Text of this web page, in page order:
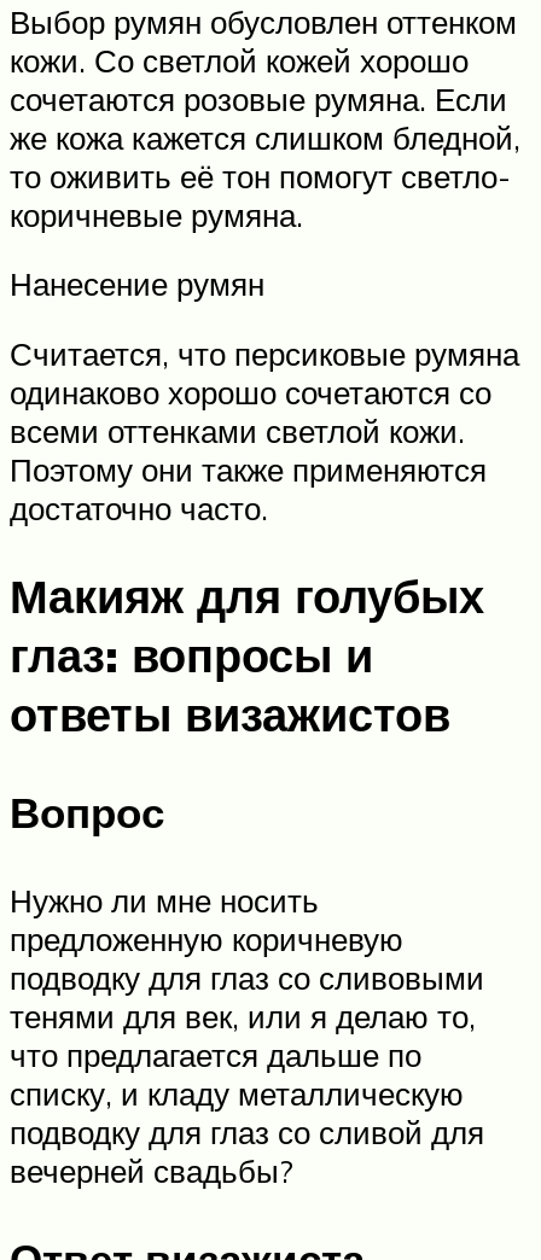
Выбор румян обусловлен оттенком
кожи. Со светлой кожей хорошо
сочетаются розовые румяна. Если
же кожа кажется слишком бледной,
то оживить её тон помогут светло-
коричневые румяна.
Нанесение румян
Считается, что персиковые румяна
одинаково хорошо сочетаются со
всеми оттенками светлой кожи.
Поэтому они также применяются
достаточно часто.
Макияж для голубых
глаз: вопросы и
ответы визажистов
Вопрос
Нужно ли мне носить
предложенную коричневую
подводку для глаз со сливовыми
тенями для век, или я делаю то,
что предлагается дальше по
списку, и кладу металлическую
подводку для глаз со сливой для
вечерней свадьбы?